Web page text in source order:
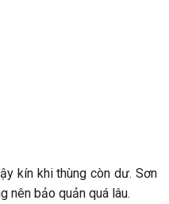
kín khi thùng còn dư. Sơn
nên bảo quản quá lâu.